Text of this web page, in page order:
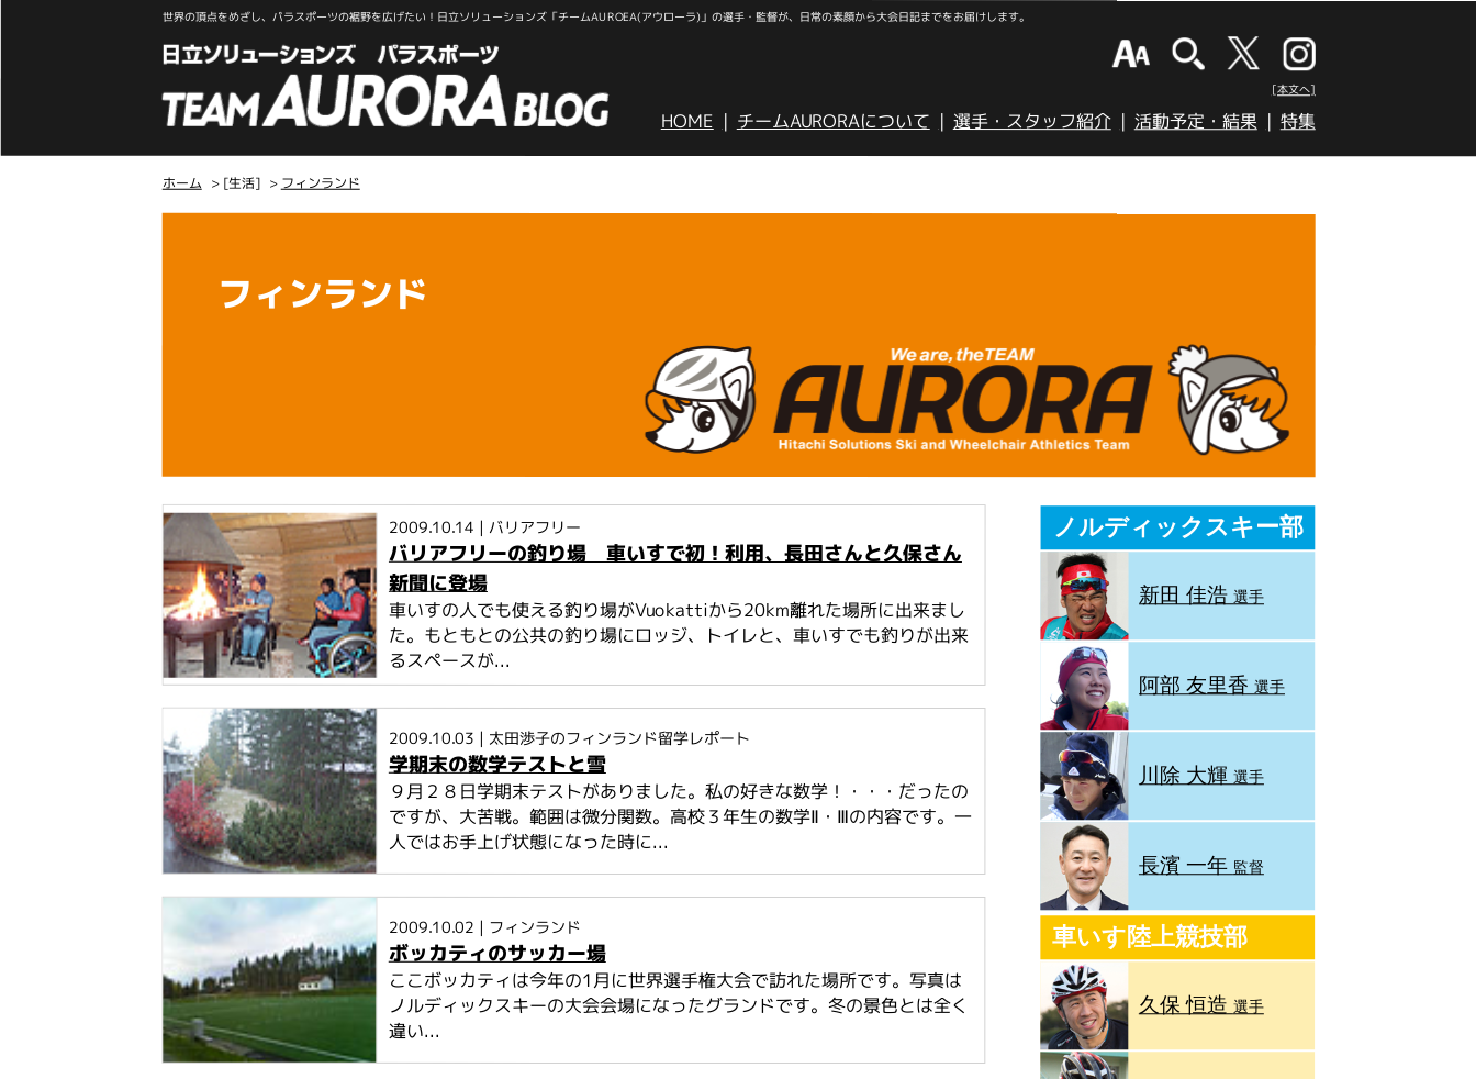
世界の頂点をめざし、パラスポーツの裾野を広げたい！日立ソリューションズ「チームAUROEA(アウローラ)」の選手・監督が、日常の素顔から大会日記までをお届けします。
[本文へ]
HOME チームAURORAについて 選手・スタッフ紹介 活動予定・結果 特集
ホーム > [生活] > フィンランド
フィンランド
2009.10.14 | バリアフリー
バリアフリーの釣り場 車いすで初！利用、長田さんと久保さん
新聞に登場
車いすの人でも使える釣り場がVuokattiから20km離れた場所に出来まし
た。もともとの公共の釣り場にロッジ、トイレと、車いすでも釣りが出来
るスペースが...
2009.10.03 | 太田渉子のフィンランド留学レポート
学期末の数学テストと雪
９月２８日学期末テストがありました。私の好きな数学！・・・だったの
ですが、大苦戦。範囲は微分関数。高校３年生の数学Ⅱ・Ⅲの内容です。一
人ではお手上げ状態になった時に...
2009.10.02 | フィンランド
ボッカティのサッカー場
ここボッカティは今年の1月に世界選手権大会で訪れた場所です。写真は
ノルディックスキーの大会会場になったグランドです。冬の景色とは全く
違い...
ノルディックスキー部
新田 佳浩選手
阿部 友里香選手
川除 大輝 選手
長濱 一年 監督
車いす陸上競技部
久保 恒造 選手